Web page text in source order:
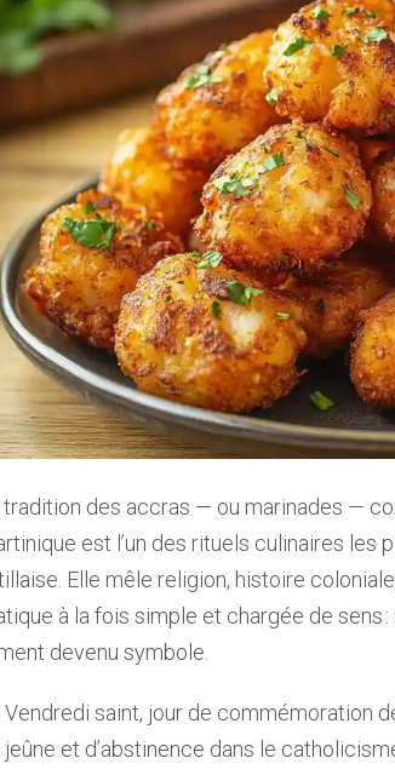
tradition des accras — ou marinades —
est l’un des rituels culinaires les
Elle mêle religion, histoire
à la fois simple et chargée de sens :
devenu symbole.
Vendredi saint, jour de commémoration
jeûne et d’abstinence dans le